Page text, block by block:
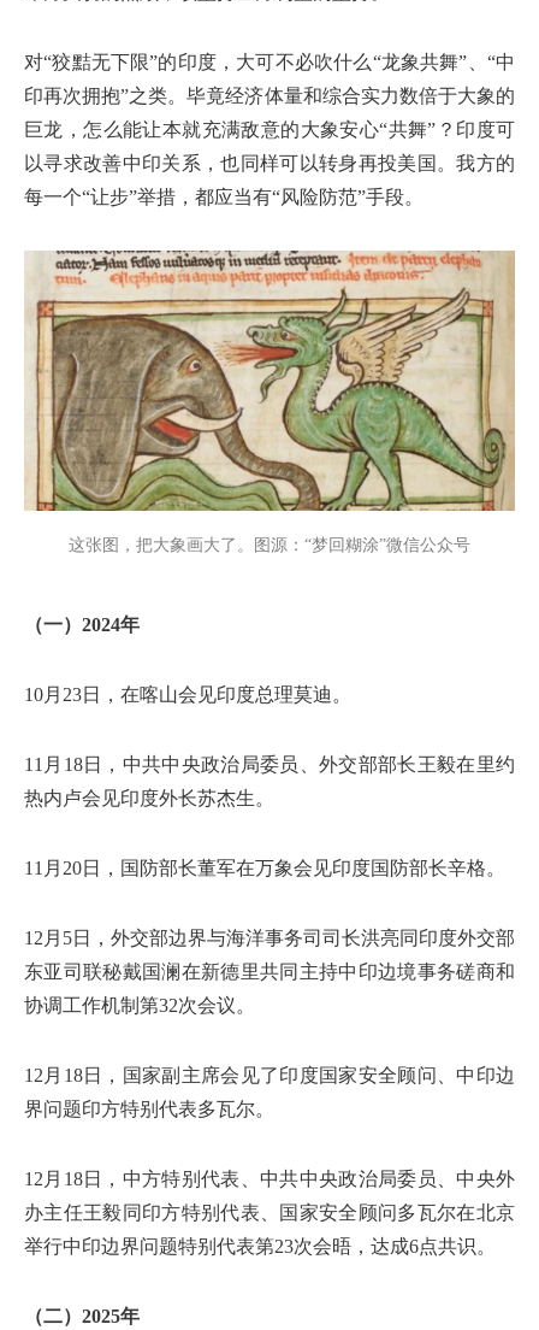
对“狡黠无下限”的印度，大可不必吹什么“龙象共舞”、“中
印再次拥抱”之类。毕竟经济体量和综合实力数倍于大象的
巨龙，怎么能让本就充满敌意的大象安心“共舞”？印度可
以寻求改善中印关系，也同样可以转身再投美国。我方的
每一个“让步”举措，都应当有“风险防范”手段。
这张图，把大象画大了。图源：“梦回糊涂”微信公众号
（一）2024年
10月23日，在喀山会见印度总理莫迪。
11月18日，中共中央政治局委员、外交部部长王毅在里约
热内卢会见印度外长苏杰生。
11月20日，国防部长董军在万象会见印度国防部长辛格。
12月5日，外交部边界与海洋事务司司长洪亮同印度外交部
东亚司联秘戴国澜在新德里共同主持中印边境事务磋商和
协调工作机制第32次会议。
12月18日，国家副主席会见了印度国家安全顾问、中印边
界问题印方特别代表多瓦尔。
12月18日，中方特别代表、中共中央政治局委员、中央外
办主任王毅同印方特别代表、国家安全顾问多瓦尔在北京
举行中印边界问题特别代表第23次会晤，达成6点共识。
（二）2025年